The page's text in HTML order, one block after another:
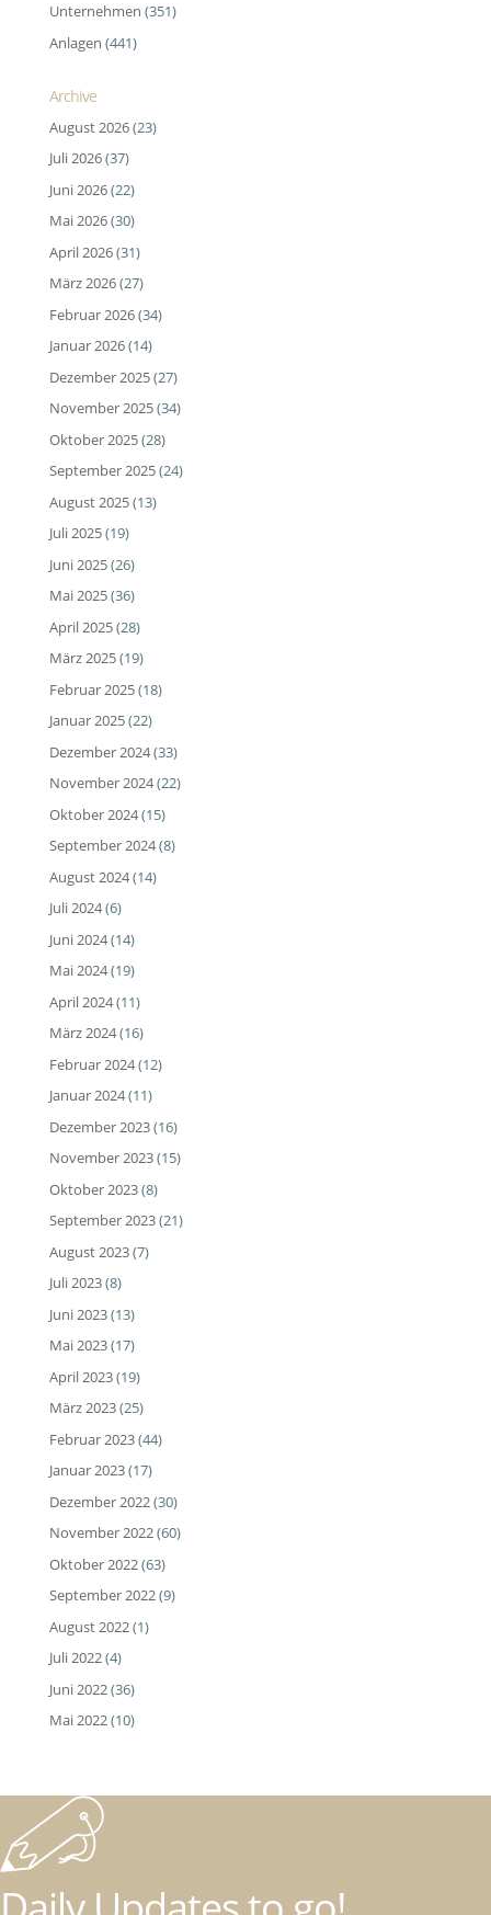
Unternehmen (351)
Anlagen (441)
Archive
August 2026(23)
Juli 2026(37)
Juni 2026(22)
Mai 2026(30)
April 2026(31)
März 2026(27)
Februar 2026(34)
Januar 2026(14)
Dezember 2025(27)
November 2025(34)
Oktober 2025(28)
September 2025(24)
August 2025(13)
Juli 2025(19)
Juni 2025(26)
Mai 2025(36)
April 2025(28)
März 2025(19)
Februar 2025(18)
Januar 2025(22)
Dezember 2024(33)
November 2024(22)
Oktober 2024(15)
September 2024(8)
August 2024(14)
Juli 2024(6)
Juni 2024(14)
Mai 2024(19)
April 2024(11)
März 2024(16)
Februar 2024(12)
Januar 2024(11)
Dezember 2023(16)
November 2023(15)
Oktober 2023(8)
September 2023(21)
August 2023(7)
Juli 2023(8)
Juni 2023(13)
Mai 2023(17)
April 2023(19)
März 2023(25)
Februar 2023(44)
Januar 2023(17)
Dezember 2022(30)
November 2022(60)
Oktober 2022(63)
September 2022(9)
August 2022(1)
Juli 2022(4)
Juni 2022(36)
Mai 2022(10)